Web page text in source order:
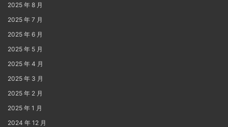
2025 年 8 月
2025 年 7 月
2025 年 6 月
2025 年 5 月
2025 年 4 月
2025 年 3 月
2025 年 2 月
2025 年 1 月
2024 年 12 月